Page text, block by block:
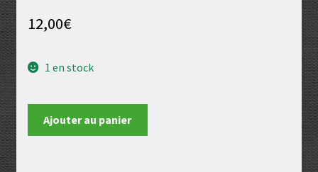
12,00€
1 en stock
Ajouter au panier